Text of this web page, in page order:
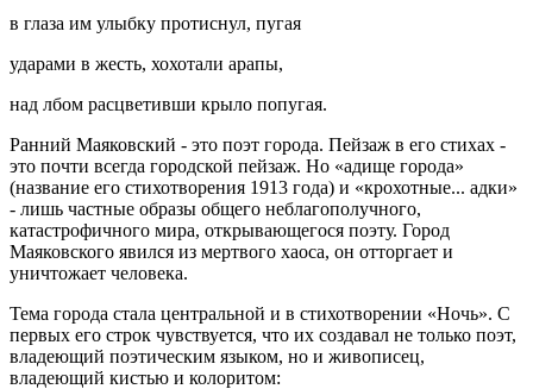
в глаза им улыбку протиснул, пугая
ударами в жесть, хохотали арапы,
над лбом расцветивши крыло попугая.
Ранний Маяковский - это поэт города. Пейзаж в его стихах -
это почти всегда городской пейзаж. Но «адище города»
(название его стихотворения 1913 года) и «крохотные... адки»
- лишь частные образы общего неблагополучного,
катастрофичного мира, открывающегося поэту. Город
Маяковского явился из мертвого хаоса, он отторгает и
уничтожает человека.
Тема города стала центральной и в стихотворении «Ночь». С
первых его строк чувствуется, что их создавал не только поэт,
владеющий поэтическим языком, но и живописец,
владеющий кистью и колоритом: